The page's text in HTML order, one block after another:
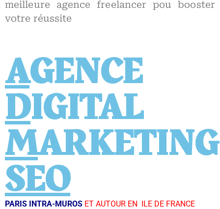
meilleure agence freelancer pou booster
votre réussite
AGENCE
DIGITAL
MARKETING
SEO
PARIS INTRA-MUROS ET AUTOUR EN ILE DE FRANCE